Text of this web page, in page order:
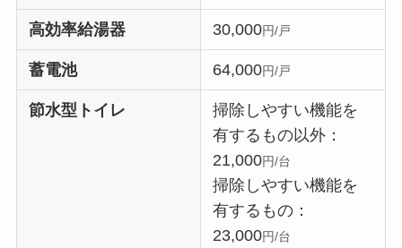
高効率給湯器 30,000円/戸
蓄電池 64,000円/戸
節水型トイレ
掃除しやすい機能を
有するもの以外：
21,000円/台
掃除しやすい機能を
有するもの：
23,000円/台